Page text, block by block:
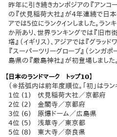
昨年に引き続きカンボジアの『アンコ
の『伏見稲荷大社』が4年連続で日
アでは5位にランクインしました。ラ
か所あり、世界ランキングでは『旧市
塔』（イギリス）、アジアでは『グラッド
『スーパーツリーグローブ』（シンガ
島県の『厳島神社』が初登場しました。
【日本のランドマーク トップ10】
（※括弧内は前年度順位。「初」はラン
1位 (1) 伏見稲荷大社／京都府
2位 (2) 金閣寺／京都府
3位 (6) 原爆ドーム／広島県
4位 (5) 浅草寺／東京都
5位 (8) 東大寺／奈良県